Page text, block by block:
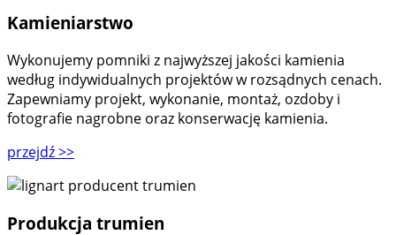
Kamieniarstwo
Wykonujemy pomniki z najwyższej jakości kamienia
według indywidualnych projektów w rozsądnych cenach.
Zapewniamy projekt, wykonanie, montaż, ozdoby i
fotografie nagrobne oraz konserwację kamienia.
przejdź>>
Produkcja trumien